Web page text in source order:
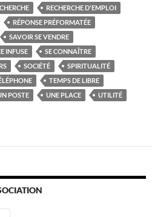
RECHERCHE D'EMPLOI
RÉPONSE PRÉFORMATÉE
SAVOIR SE VENDRE
INFUSE
SE CONNAÎTRE
SOCIÉTÉ
SPIRITUALITÉ
TEMPS DE LIBRE
POSTE UNE PLACE
UTILITÉ